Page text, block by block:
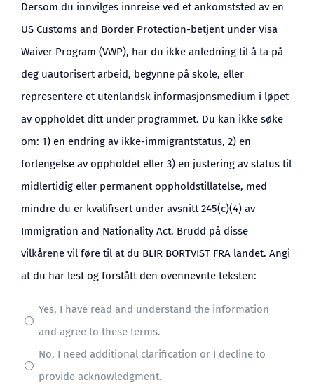
Dersom du innvilges innreise ved et ankomststed av en
US Customs and Border Protection-betjent under Visa
Waiver Program (VWP), har du ikke anledning til å ta på
deg uautorisert arbeid, begynne på skole, eller
representere et utenlandsk informasjonsmedium i løpet
av oppholdet ditt under programmet. Du kan ikke søke
om: 1) en endring av ikke-immigrantstatus, 2) en
forlengelse av oppholdet eller 3) en justering av status til
midlertidig eller permanent oppholdstillatelse, med
mindre du er kvalifisert under avsnitt 245(c)(4) av
Immigration and Nationality Act. Brudd på disse
vilkårene vil føre til at du BLIR BORTVIST FRA landet. Angi
at du har lest og forstått den ovennevnte teksten:
Yes, I have read and understand the information
and agree to these terms.
No, I need additional clarification or I decline to
provide acknowledgment.